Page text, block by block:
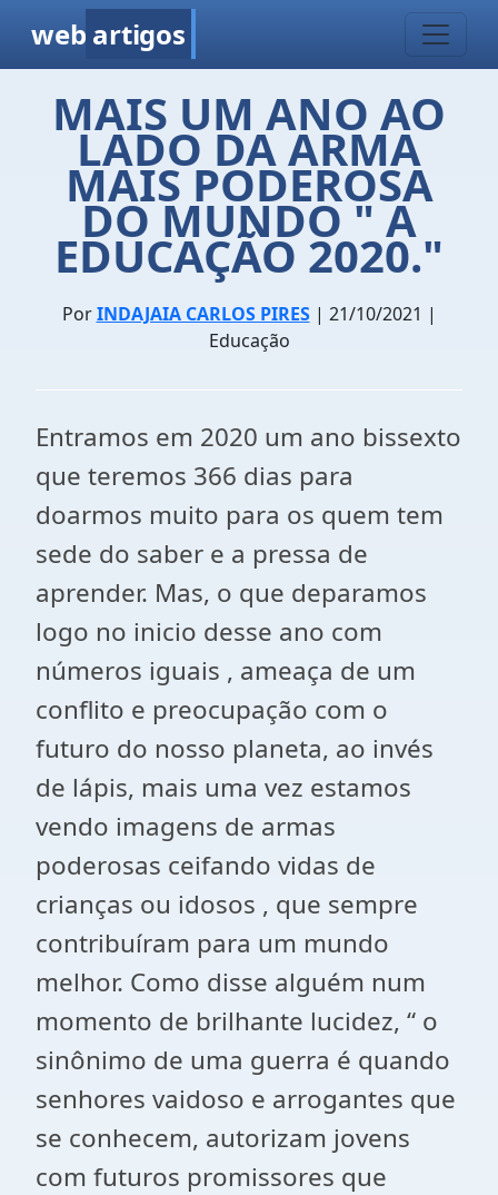
web artigos
MAIS UM ANO AO
LADO DA ARMA
MAIS PODEROSA
DO MUNDO " A
EDUCAÇÃO 2020."
PorINDAJAIA CARLOS PIRES| 21/10/2021 |
Educação
Entramos em 2020 um ano bissexto
que teremos 366 dias para
doarmos muito para os quem tem
sede do saber e a pressa de
aprender. Mas, o que deparamos
logo no inicio desse ano com
números iguais , ameaça de um
conflito e preocupação com o
futuro do nosso planeta, ao invés
de lápis, mais uma vez estamos
vendo imagens de armas
poderosas ceifando vidas de
crianças ou idosos , que sempre
contribuíram para um mundo
melhor. Como disse alguém num
momento de brilhante lucidez, “ o
sinônimo de uma guerra é quando
senhores vaidoso e arrogantes que
se conhecem, autorizam jovens
com futuros promissores que